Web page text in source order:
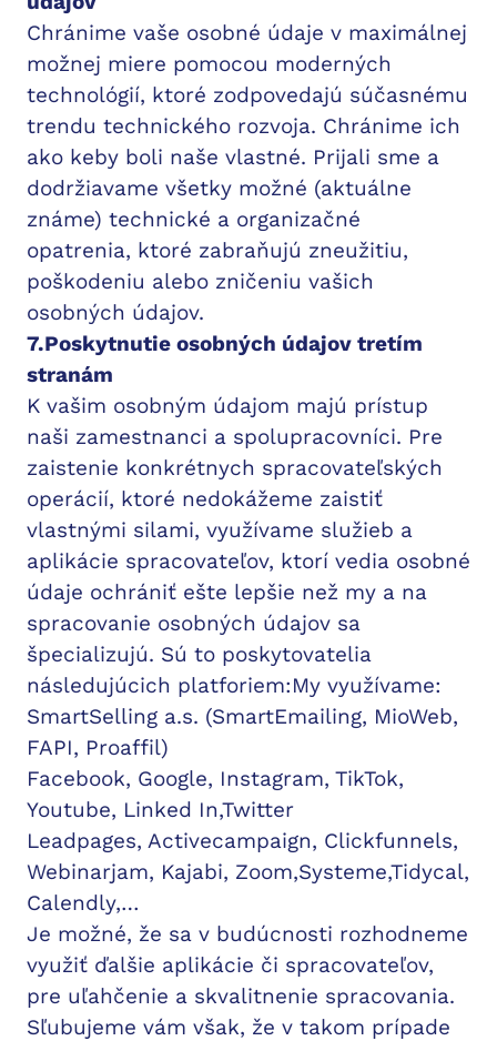
Chránime vaše osobné údaje v maximálnej
možnej miere pomocou moderných
technológií, ktoré zodpovedajú súčasnému
trendu technického rozvoja. Chránime ich
ako keby boli naše vlastné. Prijali sme a
dodržiavame všetky možné (aktuálne
známe) technické a organizačné
opatrenia, ktoré zabraňujú zneužitiu,
poškodeniu alebo zničeniu vašich
osobných údajov.
7.Poskytnutie osobných údajov tretím
stranám
K vašim osobným údajom majú prístup
naši zamestnanci a spolupracovníci. Pre
zaistenie konkrétnych spracovateľských
operácií, ktoré nedokážeme zaistiť
vlastnými silami, využívame služieb a
aplikácie spracovateľov, ktorí vedia osobné
údaje ochrániť ešte lepšie než my a na
spracovanie osobných údajov sa
špecializujú. Sú to poskytovatelia
následujúcich platforiem:My využívame:
SmartSelling a.s. (SmartEmailing, MioWeb,
FAPI, Proaffil)
Facebook, Google, Instagram, TikTok,
Youtube, Linked In,Twitter
Leadpages, Activecampaign, Clickfunnels,
Webinarjam, Kajabi, Zoom,Systeme,Tidycal,
Calendly,…
Je možné, že sa v budúcnosti rozhodneme
využiť ďalšie aplikácie či spracovateľov,
pre uľahčenie a skvalitnenie spracovania.
Sľubujeme vám však, že v takom prípade